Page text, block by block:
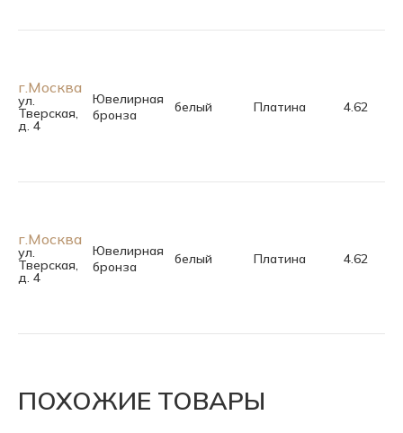
г.Москва
ул.
Тверская,
д. 4
Ювелирная
бронза
белый Платина 4.62
г.Москва
ул.
Тверская,
д. 4
Ювелирная
бронза
белый Платина 4.62
ПОХОЖИЕ ТОВАРЫ